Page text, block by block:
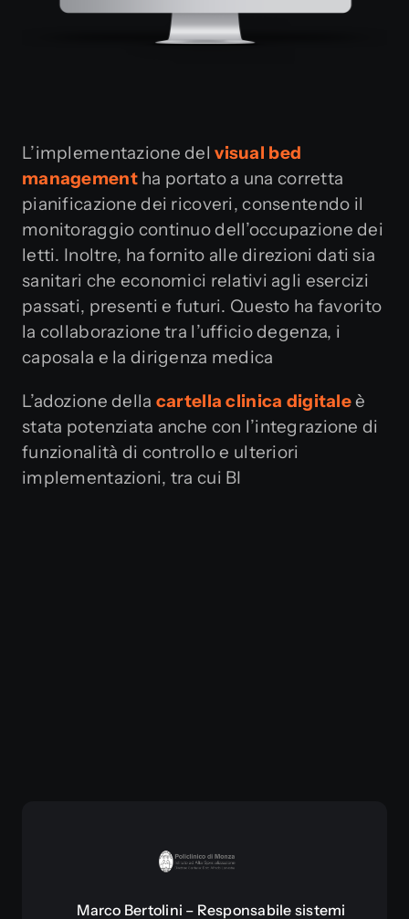
L’implementazione delvisual bed
managementha portato a una corretta
pianificazione dei ricoveri, consentendo il
monitoraggio continuo dell’occupazione dei
letti. Inoltre, ha fornito alle direzioni dati sia
sanitari che economici relativi agli esercizi
passati, presenti e futuri. Questo ha favorito
la collaborazione tra l’ufficio degenza, i
caposala e la dirigenza medica
L’adozione della cartella clinica digitaleè
stata potenziata anche con l’integrazione di
funzionalità di controllo e ulteriori
implementazioni, tra cui BI
Marco Bertolini – Responsabile sistemi